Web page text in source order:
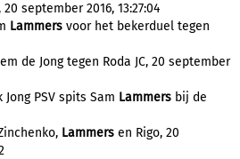
september 2016, 13:27:04
Lammers voor het bekerduel tegen
de Jong tegen Roda JC, 20 september
PSV spits Sam Lammers bij de
Lammers en Rigo, 20